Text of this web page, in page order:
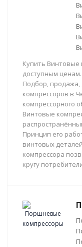
Купить Винтовые
доступным
Подбор,
компрессоров в
компрессорного
Винтовые
Принцип его
винтовых
компрессора
кругу